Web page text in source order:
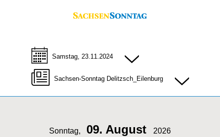
Samstag, 23.11.2024
Sachsen-Sonntag Delitzsch_Eilenburg
Sonntag, 09. August 2026